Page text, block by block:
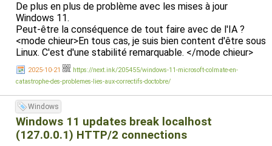
De plus en plus de problème avec les mises à jour
Windows 11.
Peut-être la conséquence de tout faire avec de l'IA ?
<mode chieur>En tous cas, je suis bien content d'être sous
Linux. C'est d'une stabilité remarquable. </mode chieur>
2025-10-21
https://next.ink/205455/windows-11-microsoft-colmate-en-
catastrophe-des-problemes-lies-aux-correctifs-doctobre/
Windows
Windows 11 updates break localhost
(127.0.0.1) HTTP/2 connections